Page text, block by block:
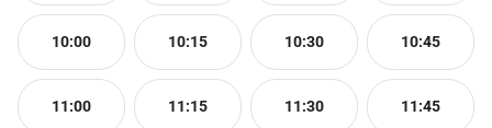
10:00 10:15 10:30 10:45
11:00 11:15 11:30 11:45